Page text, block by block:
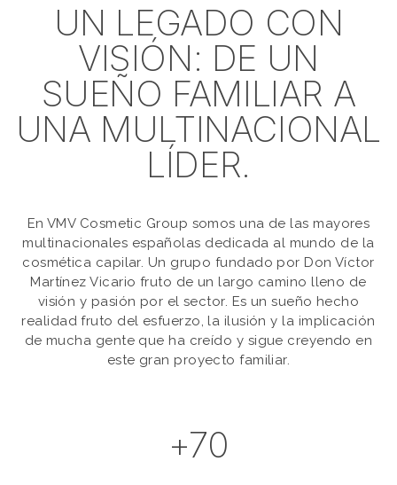
UN LEGADO CON
VISIÓN: DE UN
SUEÑO FAMILIAR A
UNA MULTINACIONAL
LÍDER.
En VMV Cosmetic Group somos una de las mayores
multinacionales españolas dedicada al mundo de la
cosmética capilar. Un grupo fundado por Don Víctor
Martínez Vicario fruto de un largo camino lleno de
visión y pasión por el sector. Es un sueño hecho
realidad fruto del esfuerzo, la ilusión y la implicación
de mucha gente que ha creído y sigue creyendo en
este gran proyecto familiar.
+70